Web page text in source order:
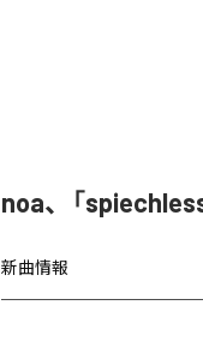
noa、「
新曲情報